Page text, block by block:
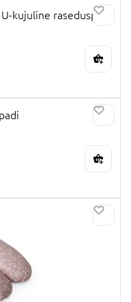
kujuline raseduspadi